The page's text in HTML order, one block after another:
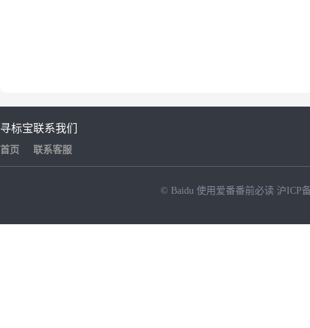
寻标宝
首页
联系我们
联系客服
© Baidu 使用爱番番前必读 沪ICP